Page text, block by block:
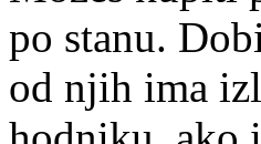
po stanu.
od njih ima